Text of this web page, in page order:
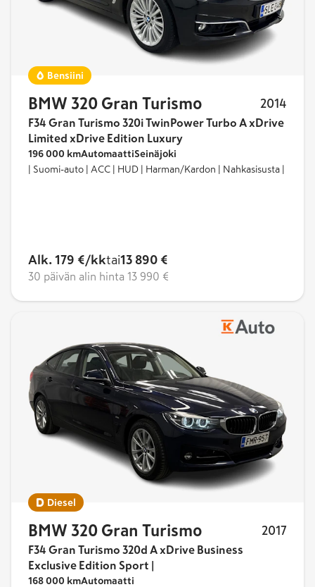
Bensiini
BMW 320 Gran Turismo 2014
F34 Gran Turismo 320i TwinPower Turbo A xDrive
Limited xDrive Edition Luxury
196 000 kmAutomaattiSeinäjoki
| Suomi-auto | ACC | HUD | Harman/Kardon | Nahkasisusta |
Alk. 179 €/kktai13 890 €
30 päivän alin hinta 13 990 €
Diesel
BMW 320 Gran Turismo 2017
F34 Gran Turismo 320d A xDrive Business
Exclusive Edition Sport |
168 000 kmAutomaatti